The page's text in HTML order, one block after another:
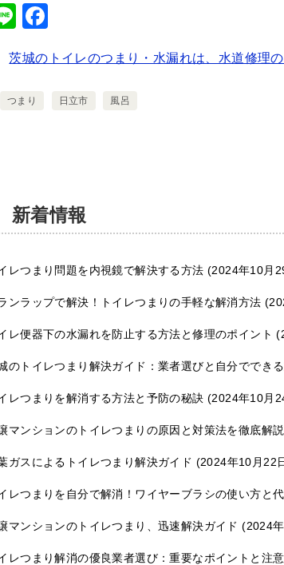
Li
e c
e
茨城のトイレのつまり・水漏れは、水道修理
つまり 日立市 風呂
新着情報
レつまり問題を内視鏡で解決する方法 2024年10月
ンラップで解決！トイレつまりの手軽な解消方法
レ便器下の水漏れを防止する方法と修理のポイント
のトイレつまり解決ガイド：業者選びと自分ででき
レつまりを解消する方法と予防の秘訣 2024年10月
マンションのトイレつまりの原因と対策法を徹底解説
ガスによるトイレつまり解決ガイド 2024年10月22
レつまりを自分で解消！ワイヤーブラシの使い方と
マンションのトイレつまり、迅速解決ガイド 2024
レつまり解消の優良業者選び：重要なポイントと注